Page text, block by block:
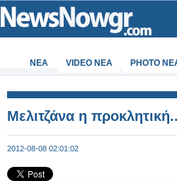
ΝΕΑ VIDEO NEA PHOTO
Μελιτζάνα η
2012-08-08 02:01:02